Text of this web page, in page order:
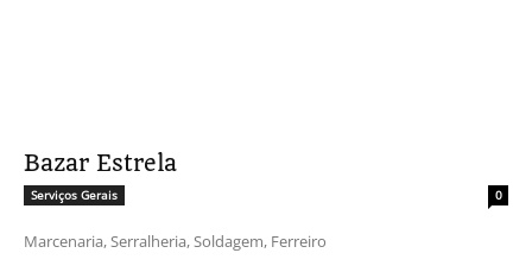
Bazar Estrela
Serviços Gerais 0
Marcenaria, Serralheria, Soldagem, Ferreiro